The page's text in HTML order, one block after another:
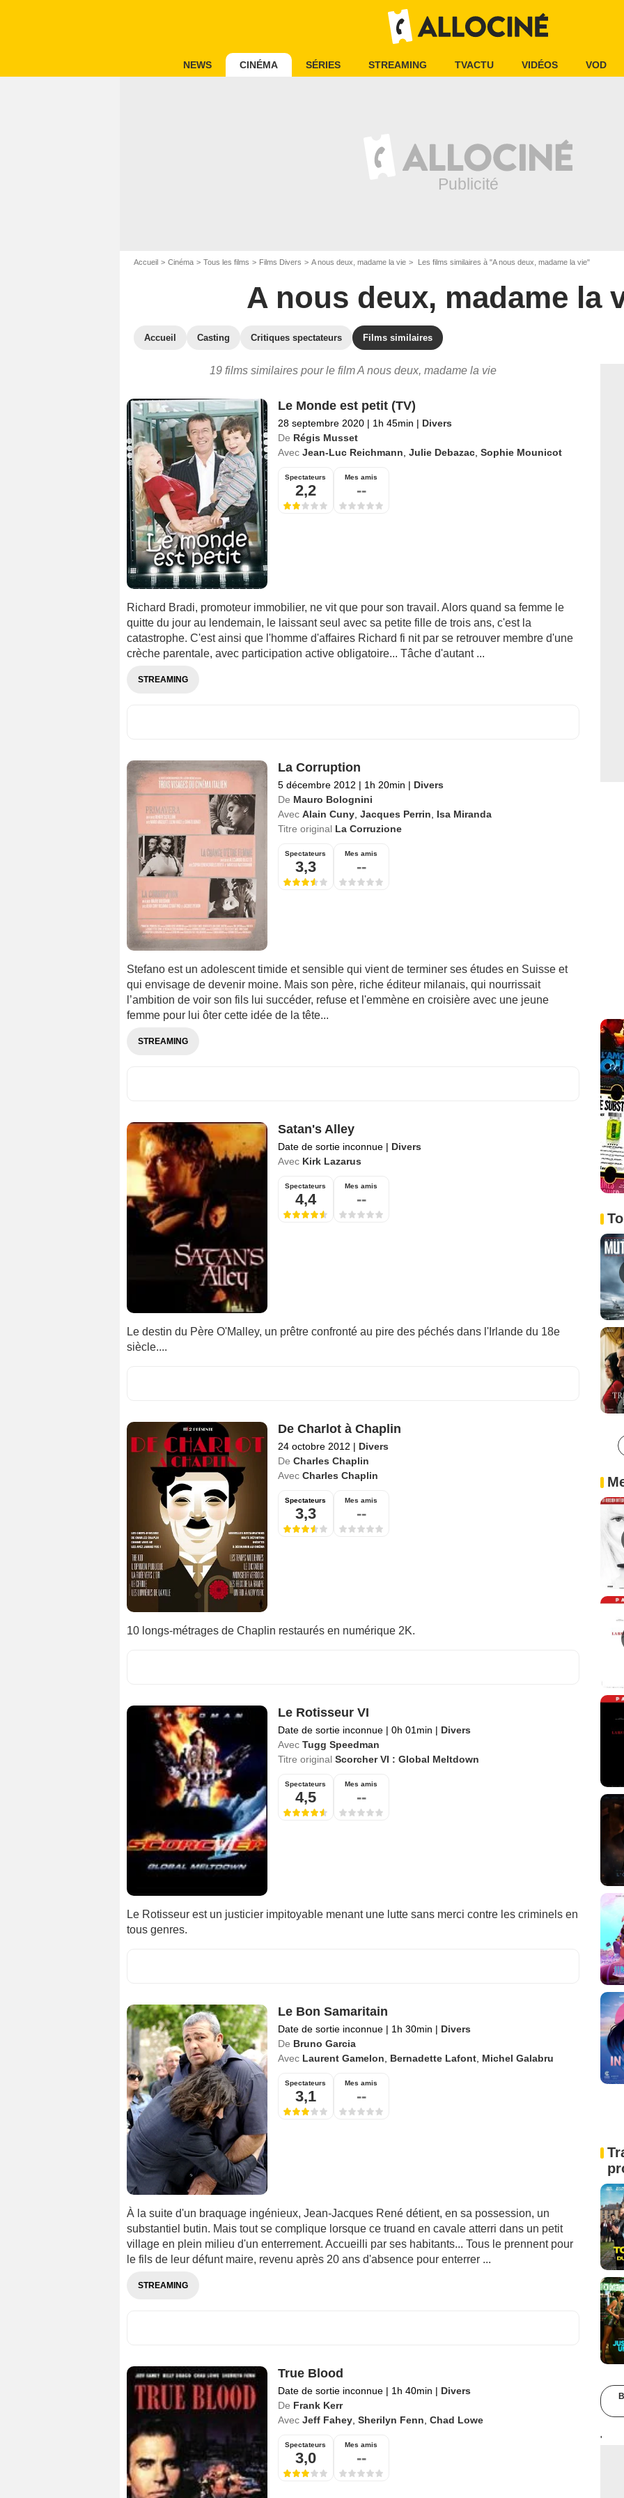
NEWS CINÉMA SÉRIES STREAMING TVACTU VIDÉOS VOD
Accueil Cinéma Tous les films Films Divers A nous deux, madame la vie Les films similaires à "A nous deux, madame la vie"
A nous deux, madame la
Accueil Casting Critiques spectateurs Films similaires
19 films similaires pour le film A nous deux, madame la vie
Le Monde est petit (TV)
28 septembre 2020 | 1h 45min | Divers
De Régis Musset
Avec Jean-Luc Reichmann Julie Debazac, Sophie Mounicot
Spectateurs
2,2
Mes amis
--
Richard Bradi, promoteur immobilier, ne vit que pour son travail. Alors quand sa femme le
quitte du jour au lendemain, le laissant seul avec sa petite fille de trois ans, c'est la
catastrophe. C'est ainsi que l'homme d'affaires Richard fi nit par se retrouver membre d'une
crèche parentale, avec participation active obligatoire... Tâche d'autant ...
STREAMING
La Corruption
5 décembre 2012 | 1h 20min | Divers
De Mauro Bolognini
Avec Alain Cuny, Jacques Perrin, Isa Miranda
Titre original La Corruzione
Spectateurs
3,3
Mes amis
--
Stefano est un adolescent timide et sensible qui vient de terminer ses études en Suisse et
qui envisage de devenir moine. Mais son père, riche éditeur milanais, qui nourrissait
l’ambition de voir son fils lui succéder, refuse et l'emmène en croisière avec une jeune
femme pour lui ôter cette idée de la tête...
STREAMING
Satan's Alley
Date de sortie inconnue | Divers
Avec Kirk Lazarus
Spectateurs
4,4
Mes amis
--
Le destin du Père O'Malley, un prêtre confronté au pire des péchés dans l'Irlande du 18e
siècle....
De Charlot à Chaplin
24 octobre 2012 | Divers
De Charles Chaplin
Avec Charles Chaplin
Spectateurs
3,3
Mes amis
--
10 longs-métrages de Chaplin restaurés en numérique 2K.
Le Rotisseur VI
Date de sortie inconnue | 0h 01min | Divers
Avec Tugg Speedman
Titre original Scorcher VI : Global Meltdown
Spectateurs
4,5
Mes amis
--
Le Rotisseur est un justicier impitoyable menant une lutte sans merci contre les criminels en
tous genres.
Le Bon Samaritain
Date de sortie inconnue | 1h 30min | Divers
De Bruno Garcia
Avec Laurent Gamelon Bernadette Lafont, Michel Galabru
Spectateurs
3,1
Mes amis
--
À la suite d'un braquage ingénieux, Jean-Jacques René détient, en sa possession, un
substantiel butin. Mais tout se complique lorsque ce truand en cavale atterri dans un petit
village en plein milieu d'un enterrement. Accueilli par ses habitants... Tous le prennent pour
le fils de leur défunt maire, revenu après 20 ans d'absence pour enterrer ...
STREAMING
True Blood
Date de sortie inconnue | 1h 40min | Divers
De Frank Kerr
Avec Jeff Fahey, Sherilyn Fenn Chad Lowe
Spectateurs
3,0
Mes amis
--
'